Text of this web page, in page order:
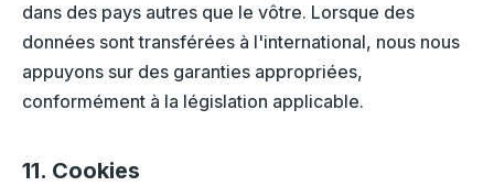
dans des pays autres que le vôtre. Lorsque des
données sont transférées à l'international, nous nous
appuyons sur des garanties appropriées,
conformément à la législation applicable.
11. Cookies